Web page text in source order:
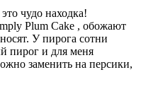
чудо находка!
Plum Cake , обожают
У пирога сотни
пирог и для меня
заменить на персики,